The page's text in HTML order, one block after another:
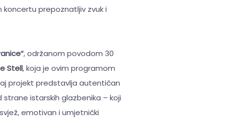
prepoznatljiv zvuk i
, održanom povodom 30
Stell, koja je ovim programom
projekt predstavlja autentičan
istarskih glazbenika – koji
emotivan i umjetnički